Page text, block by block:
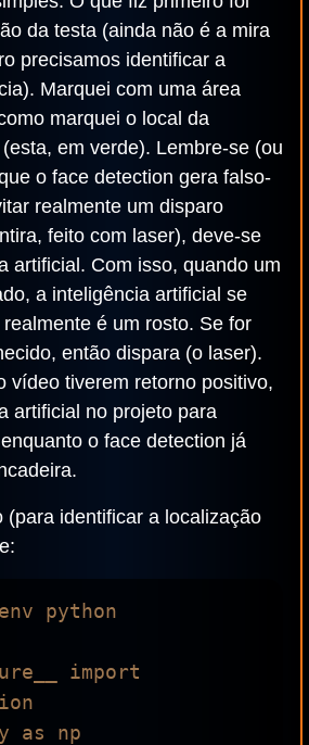
da testa (ainda não é a mira
precisamos identificar a
Marquei com uma área
marquei o local da
em verde). Lembre-se (ou
o face detection gera falso-
realmente um disparo
feito com laser), deve-se
artificial. Com isso, quando um
a inteligência artificial se
é um rosto. Se for
então dispara (o laser).
vídeo tiverem retorno positivo,
artificial no projeto para
o face detection já
(para identificar a localização
python
import
as np